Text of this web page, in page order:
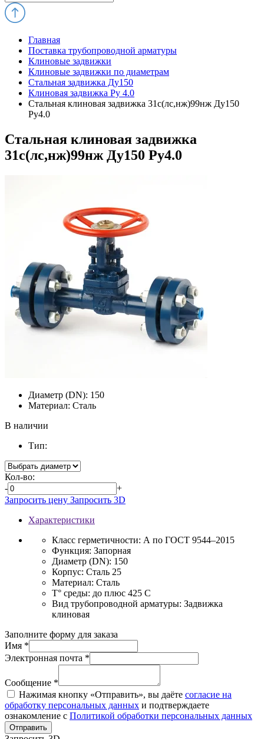
Главная
Поставка трубопроводной арматуры
Клиновые задвижки
Клиновые задвижки по диаметрам
Стальная задвижка Ду150
Клиновая задвижка Ру 4.0
Стальная клиновая задвижка 31с(лс,нж)99нж Ду150
Ру4.0
Стальная клиновая задвижка
31с(лс,нж)99нж Ду150 Ру4.0
Диаметр (DN): 150
Материал: Сталь
В наличии
Тип:
Кол-во:
-
+
Запросить цену Запросить 3D
Характеристики
Класс герметичности: А по ГОСТ 9544–2015
Функция: Запорная
Диаметр (DN): 150
Корпус: Сталь 25
Материал: Сталь
T° среды: до плюс 425 С
Вид трубопроводной арматуры: Задвижка
клиновая
Заполните форму для заказа
Имя *
Электронная почта *
Сообщение *
Нажимая кнопку «Отправить», вы даёте согласие на
обработку персональных данных и подтверждаете
ознакомление с Политикой обработки персональных данных
Отправить